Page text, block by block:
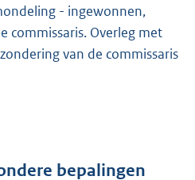
- ingewonnen,
commissaris. Overleg met
van de commissaris
bepalingen